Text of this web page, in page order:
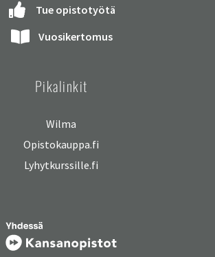
Tue opistotyötä
Vuosikertomus
Pikalinkit
Wilma
Opistokauppa.fi
Lyhytkurssille.fi